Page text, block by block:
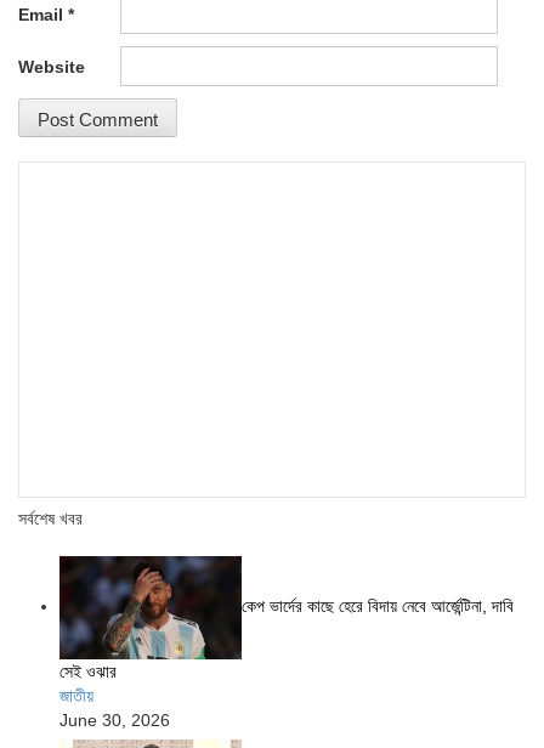
Email *
Website
সর্বশেষ খবর
কেপ ভার্দের কাছে হেরে বিদায় নেবে আর্জেন্টিনা, দাবি
সেই ওঝার
জাতীয়
June 30, 2026